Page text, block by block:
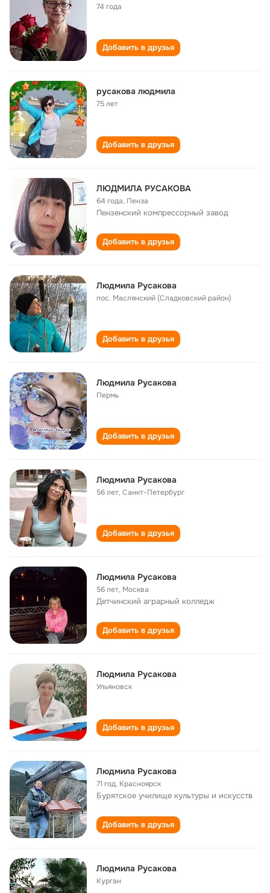
74 года
Добавить в друзья
русакова людмила
75 лет
Добавить в друзья
ЛЮДМИЛА РУСАКОВА
64 года, Пенза
Пензенский компрессорный завод
Добавить в друзья
Людмила Русакова
пос. Маслянский (Сладковский район)
Добавить в друзья
Людмила Русакова
Пермь
Добавить в друзья
Людмила Русакова
56 лет,Санкт-Петербург
Добавить в друзья
Людмила Русакова
56 лет, Москва
Детчинский аграрный колледж
Добавить в друзья
Людмила Русакова
Ульяновск
Добавить в друзья
Людмила Русакова
71 год, Красноярск
Бурятское училище культуры и искусств
Добавить в друзья
Людмила Русакова
Курган